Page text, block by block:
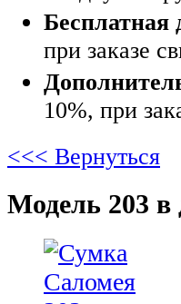
Бесплатная
при заказе
10%, при
<<< Вернуться
Модель 203 в